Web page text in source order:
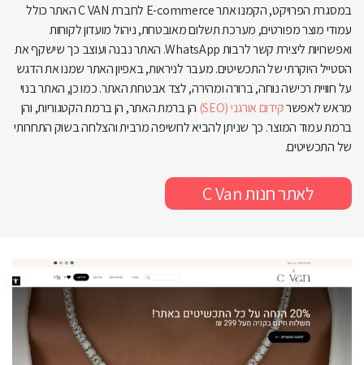
במסגרת הפרויקט, הקמנו אתר E-commerce לחברת C VAN האתר כולל
עמודי מוצר מפורטים, מערכת תשלום מאובטחת, ניהול מועדון לקוחות
ואפשרויות ליצירת קשר לרבות WhatsApp. האתר נבנה ועוצב כך שישקף את
הסטייל היוקרתי של התכשיטים. מעבר לניראות, באפיון האתר שמנו את הדגש
על חוויית רכישה נוחה, ברורה ומהירה, לצד אבטחת האתר. כמו כן, האתר בנוי
מראש לאפשרקידום אורגני (SEO)
הן ברמת האתר, הן ברמת הקטגוריות, והן
ברמת עמוד המוצר. כך שניתן להביא לחשיפה מרבית והצלחה בשוק התחרותי
של התכשיטים.
לאתר חנות C Van